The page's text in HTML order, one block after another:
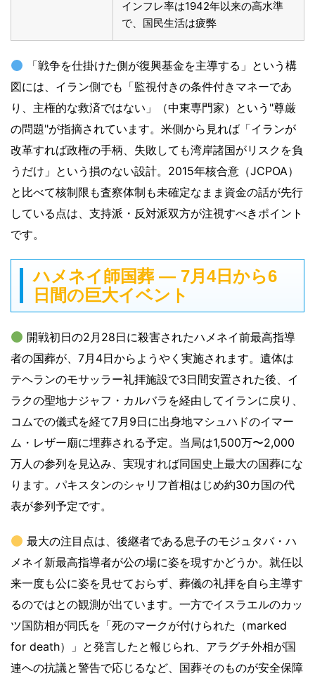
インフレ率は1942年以来の高水準
で、国民生活は疲弊
「戦争を仕掛けた側が復興基金を主導する」という構
図には、イラン側でも「監視付きの条件付きマネーであ
り、主権的な救済ではない」（中東専門家）という"尊厳
の問題"が指摘されています。米側から見れば「イランが
改革すれば政権の手柄、失敗しても湾岸諸国がリスクを負
うだけ」という損のない設計。2015年核合意（JCPOA）
と比べて核制限も査察体制も未確定なまま資金の話が先行
している点は、支持派・反対派双方が注視すべきポイント
です。
ハメネイ師国葬 ― 7月4日から6
日間の巨大イベント
開戦初日の2月28日に殺害されたハメネイ前最高指導
者の国葬が、7月4日からようやく実施されます。遺体は
テヘランのモサッラー礼拝施設で3日間安置された後、イ
ラクの聖地ナジャフ・カルバラを経由してイランに戻り、
コムでの儀式を経て7月9日に出身地マシュハドのイマー
ム・レザー廟に埋葬される予定。当局は1,500万〜2,000
万人の参列を見込み、実現すれば同国史上最大の国葬にな
ります。パキスタンのシャリフ首相はじめ約30カ国の代
表が参列予定です。
最大の注目点は、後継者である息子のモジュタバ・ハ
メネイ新最高指導者が公の場に姿を現すかどうか。就任以
来一度も公に姿を見せておらず、葬儀の礼拝を自ら主導す
るのではとの観測が出ています。一方でイスラエルのカッ
ツ国防相が同氏を「死のマークが付けられた（marked
for death）」と発言したと報じられ、アラグチ外相が国
連への抗議と警告で応じるなど、国葬そのものが安全保障